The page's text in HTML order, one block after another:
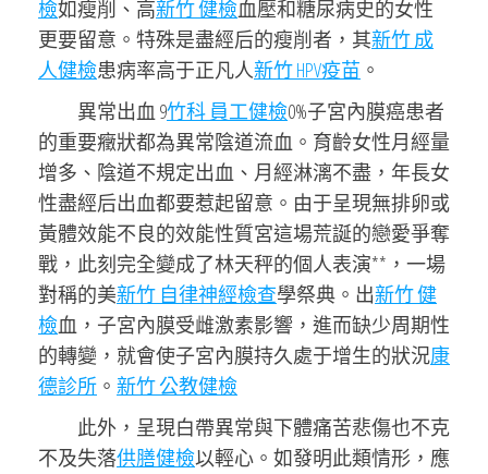
檢如瘦削、高新竹 健檢血壓和糖尿病史的女性
更要留意。特殊是盡經后的瘦削者，其新竹 成
人健檢患病率高于正凡人新竹 HPV疫苗 。
異常出血 9竹科 員工健檢0%子宮內膜癌患者
的重要癥狀都為異常陰道流血。育齡女性月經量
增多、陰道不規定出血、月經淋漓不盡，年長女
性盡經后出血都要惹起留意。由于呈現無排卵或
黃體效能不良的效能性質宮這場荒誕的戀愛爭奪
戰，此刻完全變成了林天秤的個人表演**，一場
對稱的美新竹 自律神經檢查學祭典。出新竹 健
檢血，子宮內膜受雌激素影響，進而缺少周期性
的轉變，就會使子宮內膜持久處于增生的狀況康
德診所 。 新竹 公教健檢
此外，呈現白帶異常與下體痛苦悲傷也不克
不及失落供膳健檢以輕心。如發明此類情形，應